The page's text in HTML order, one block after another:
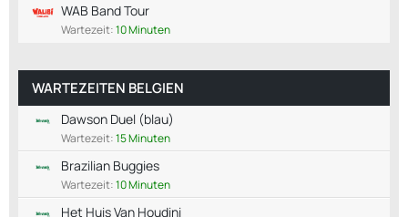
WAB Band Tour
Wartezeit:10 Minuten
WARTEZEITEN BELGIEN
Dawson Duel (blau)
Wartezeit:15 Minuten
Brazilian Buggies
Wartezeit:10 Minuten
Het Huis Van Houdini